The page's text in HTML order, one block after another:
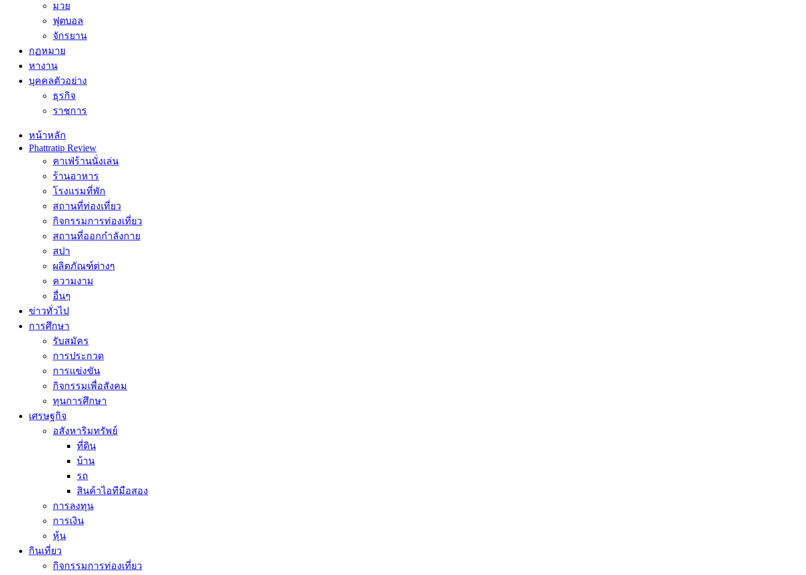
มวย
ฟุตบอล
จักรยาน
กฏหมาย
หางาน
บุคคลตัวอย่าง
ธุรกิจ
ราชการ
หน้าหลัก
Phattratip Review
คาเฟ่ร้านนั่งเล่น
ร้านอาหาร
โรงแรมที่พัก
สถานที่ท่องเที่ยว
กิจกรรมการท่องเที่ยว
สถานที่ออกกำลังกาย
สปา
ผลิตภัณฑ์ต่างๆ
ความงาม
อื่นๆ
ข่าวทั่วไป
การศึกษา
รับสมัคร
การประกวด
การแข่งขัน
กิจกรรมเพื่อสังคม
ทุนการศึกษา
เศรษฐกิจ
อสังหาริมทรัพย์
ที่ดิน
บ้าน
รถ
สินค้าไอทีมือสอง
การลงทุน
การเงิน
หุ้น
กินเที่ยว
กิจกรรมการท่องเที่ยว